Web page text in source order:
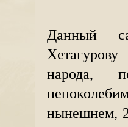
Данный
народа,
нынешнем,